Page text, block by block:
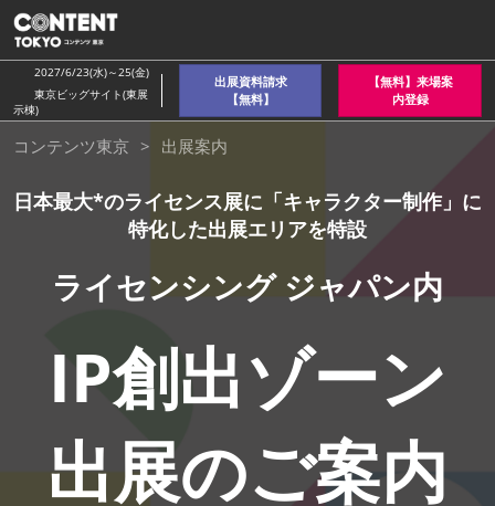
ス
キ
ッ
し
て
む
2027/6/23(水)～25(金)
東京ビッグサイト(東展
示棟)
出展資料請求
【無料】
【無料】来場案
内登録
コンテンツ東京 出展案内
IP
創
出
ゾ
ー
日本最大*のライセンス展に「キャラクター制作」に
特化した出展エリアを特設
ライセンシング ジャパン内
IP創出ゾーン
出展のご案内